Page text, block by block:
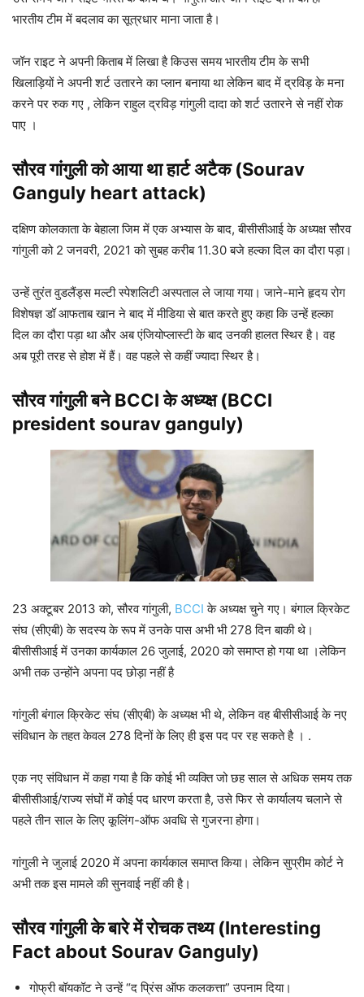
भारतीय टीम में बदलाव का सूत्रधार माना जाता है।
जॉन राइट ने अपनी किताब में लिखा है किउस समय भारतीय टीम के सभी
खिलाड़ियों ने अपनी शर्ट उतारने का प्लान बनाया था लेकिन बाद में द्रविड़ के मना
करने पर रुक गए , लेकिन राहुल द्रविड़ गांगुली दादा को शर्ट उतारने से नहीं रोक
पाए ।
सौरव गांगुली को आया था हार्ट अटैक (Sourav
Ganguly heart attack)
दक्षिण कोलकाता के बेहाला जिम में एक अभ्यास के बाद, बीसीसीआई के अध्यक्ष सौरव
गांगुली को 2 जनवरी, 2021 को सुबह करीब 11.30 बजे हल्का दिल का दौरा पड़ा।
उन्हें तुरंत वुडलैंड्स मल्टी स्पेशलिटी अस्पताल ले जाया गया। जाने-माने हृदय रोग
विशेषज्ञ डॉ आफताब खान ने बाद में मीडिया से बात करते हुए कहा कि उन्हें हल्का
दिल का दौरा पड़ा था और अब एंजियोप्लास्टी के बाद उनकी हालत स्थिर है। वह
अब पूरी तरह से होश में हैं। वह पहले से कहीं ज्यादा स्थिर है।
सौरव गांगुली बने BCCI के अध्य्क्ष (BCCI
president sourav ganguly)
23 अक्टूबर 2013 को, सौरव गांगुली, BCCI के अध्यक्ष चुने गए। बंगाल क्रिकेट
संघ (सीएबी) के सदस्य के रूप में उनके पास अभी भी 278 दिन बाकी थे।
बीसीसीआई में उनका कार्यकाल 26 जुलाई, 2020 को समाप्त हो गया था ।लेकिन
अभी तक उन्होंने अपना पद छोड़ा नहीं है
गांगुली बंगाल क्रिकेट संघ (सीएबी) के अध्यक्ष भी थे, लेकिन वह बीसीसीआई के नए
संविधान के तहत केवल 278 दिनों के लिए ही इस पद पर रह सकते है । .
एक नए संविधान में कहा गया है कि कोई भी व्यक्ति जो छह साल से अधिक समय तक
बीसीसीआई/राज्य संघों में कोई पद धारण करता है, उसे फिर से कार्यालय चलाने से
पहले तीन साल के लिए कूलिंग-ऑफ अवधि से गुजरना होगा।
गांगुली ने जुलाई 2020 में अपना कार्यकाल समाप्त किया। लेकिन सुप्रीम कोर्ट ने
अभी तक इस मामले की सुनवाई नहीं की है।
सौरव गांगुलीके बारे में रोचक तथ्य (Interesting
Fact about Sourav Ganguly)
गोफ्री बॉयकॉट ने उन्हें “द प्रिंस ऑफ कलकत्ता” उपनाम दिया।